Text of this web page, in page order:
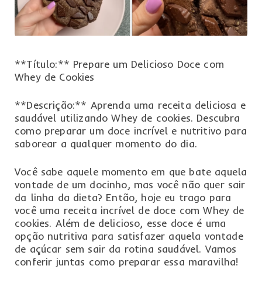
**Título:** Prepare um Delicioso Doce com
Whey de Cookies
**Descrição:** Aprenda uma receita deliciosa e
saudável utilizando Whey de cookies. Descubra
como preparar um doce incrível e nutritivo para
saborear a qualquer momento do dia.
Você sabe aquele momento em que bate aquela
vontade de um docinho, mas você não quer sair
da linha da dieta? Então, hoje eu trago para
você uma receita incrível de doce com Whey de
cookies. Além de delicioso, esse doce é uma
opção nutritiva para satisfazer aquela vontade
de açúcar sem sair da rotina saudável. Vamos
conferir juntas como preparar essa maravilha!